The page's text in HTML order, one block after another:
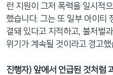
런 지원이 그저 폭력을 일시적
했습니다. 그는 또 일부 아이티
결돼 있다고 지적하고, 불처벌
위기가 계속될 것이라고 경고했
진행자) 앞에서 언급된 것처럼